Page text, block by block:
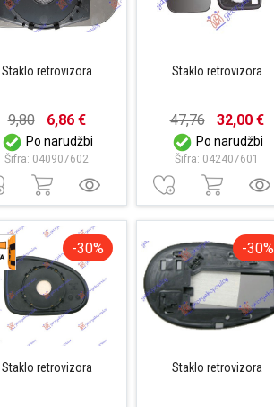
Staklo retrovizora
9,80 6,86 €
Po narudžbi
Šifra: 040907602
Staklo retrovizora
47,76 32,00 €
Po narudžbi
Šifra: 042407601
-30%
Staklo retrovizora
-30%
Staklo retrovizora